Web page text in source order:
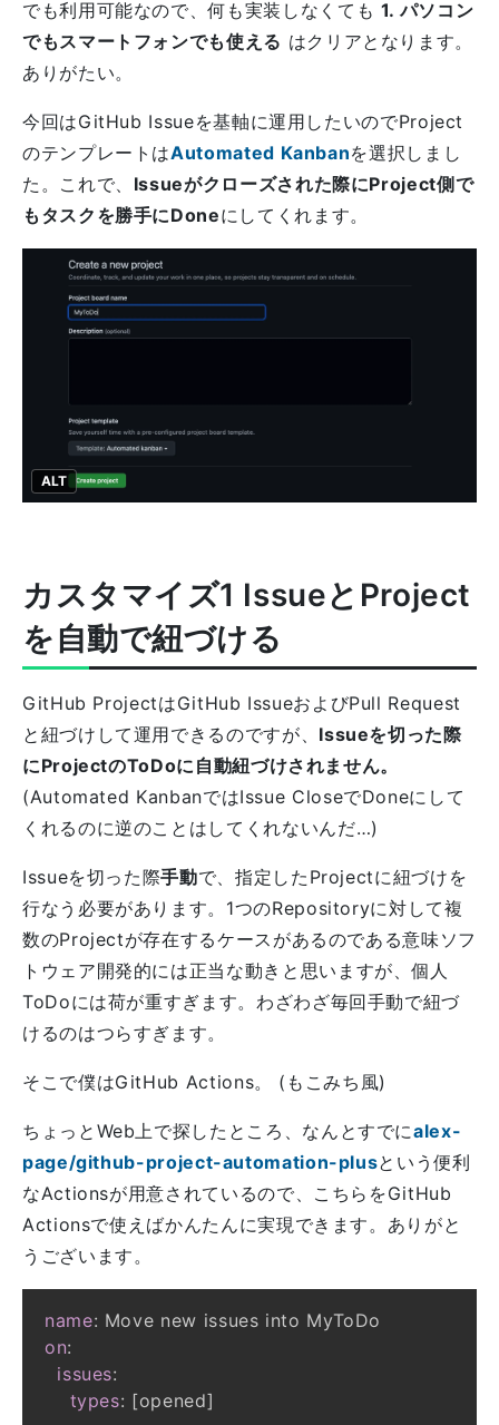
でも利用可能なので、何も実装しなくても 1. パソコン
でもスマートフォンでも使える はクリアとなります。
ありがたい。
今回はGitHub Issueを基軸に運用したいのでProject
のテンプレートはAutomated Kanbanを選択しまし
た。これで、 Issueがクローズされた際にProject側で
もタスクを勝手にDoneにしてくれます。
ALT
カスタマイズ1 IssueとProject
を自動で紐づける
GitHub ProjectはGitHub IssueおよびPull Request
と紐づけして運用できるのですが、 Issueを切った際
にProjectのToDoに自動紐づけされません。
(Automated KanbanではIssue CloseでDoneにして
くれるのに逆のことはしてくれないんだ…)
Issueを切った際手動で、指定したProjectに紐づけを
行なう必要があります。1つのRepositoryに対して複
数のProjectが存在するケースがあるのである意味ソフ
トウェア開発的には正当な動きと思いますが、個人
ToDoには荷が重すぎます。わざわざ毎回手動で紐づ
けるのはつらすぎます。
そこで僕はGitHub Actions。 (もこみち風)
ちょっとWeb上で探したところ、なんとすでにalex-
page/github-project-automation-plusという便利
なActionsが用意されているので、こちらをGitHub
Actionsで使えばかんたんに実現できます。ありがと
うございます。
name:
on:
issues:
types: [opened]